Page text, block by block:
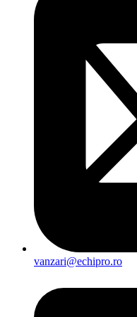
vanzari@echipro.ro